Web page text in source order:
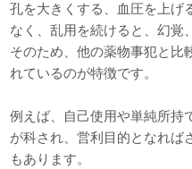
孔を大きくする、血圧を上げ
なく、乱用を続けると、幻覚
そのため、他の薬物事犯と比
れているのが特徴です。
例えば、自己使用や単純所持
が科され、営利目的となれば
もあります。